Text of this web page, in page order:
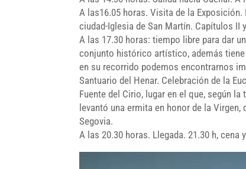
A las16.05 horas. Visita de la
ciudad-Iglesia de San Martín. Capítulos II
A las 17.30 horas: tiempo libre para dar
conjunto histórico artístico, además
en su recorrido podemos encontrarnos
Santuario del Henar. Celebración de la
Fuente del Cirio, lugar en el que, según
levantó una ermita en honor de la
Segovia.
A las 20.30 horas. Llegada. 21.30 h, cena